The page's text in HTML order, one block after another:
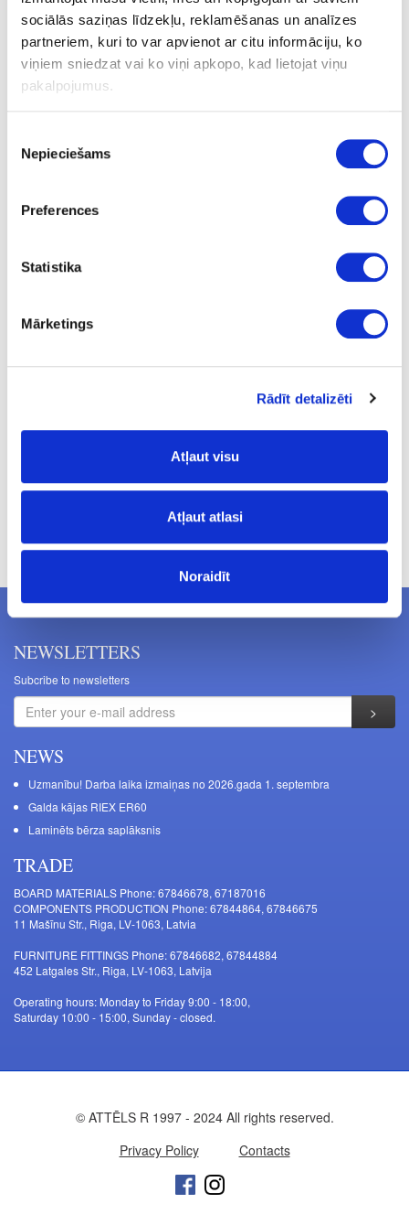
sociālās saziņas līdzekļu, reklamēšanas un analīzes
partneriem, kuri to var apvienot ar citu informāciju, ko
viņiem sniedzat vai ko viņi apkopo, kad lietojat viņu
pakalpojumus.
izvēle
Nepieciešams
Preferences
Statistika
Mārketings
Rādīt detalizēti
Atļaut visu
Atļaut atlasi
Noraidīt
Toilet brush SOLID/BASE
Share product link
Print
Prices excluding VAT. The indicated prices may be changed
without a prior warning.
NEWSLETTERS
Subcribe to newsletters
NEWS
Uzmanību! Darba laika izmaiņas no 2026.gada 1. septembra
Galda kājas RIEX ER60
Laminēts bērza saplāksnis
TRADE
BOARD MATERIALS Phone: 67846678, 67187016
COMPONENTS PRODUCTION Phone: 67844864, 67846675
11 Mašīnu Str., Riga, LV-1063, Latvia
FURNITURE FITTINGS Phone: 67846682, 67844884
452 Latgales Str., Riga, LV-1063, Latvija
Operating hours: Monday to Friday 9:00 - 18:00,
Saturday 10:00 - 15:00, Sunday - closed.
© ATTĒLS R 1997 - 2024 All rights reserved.
Privacy Policy
Contacts